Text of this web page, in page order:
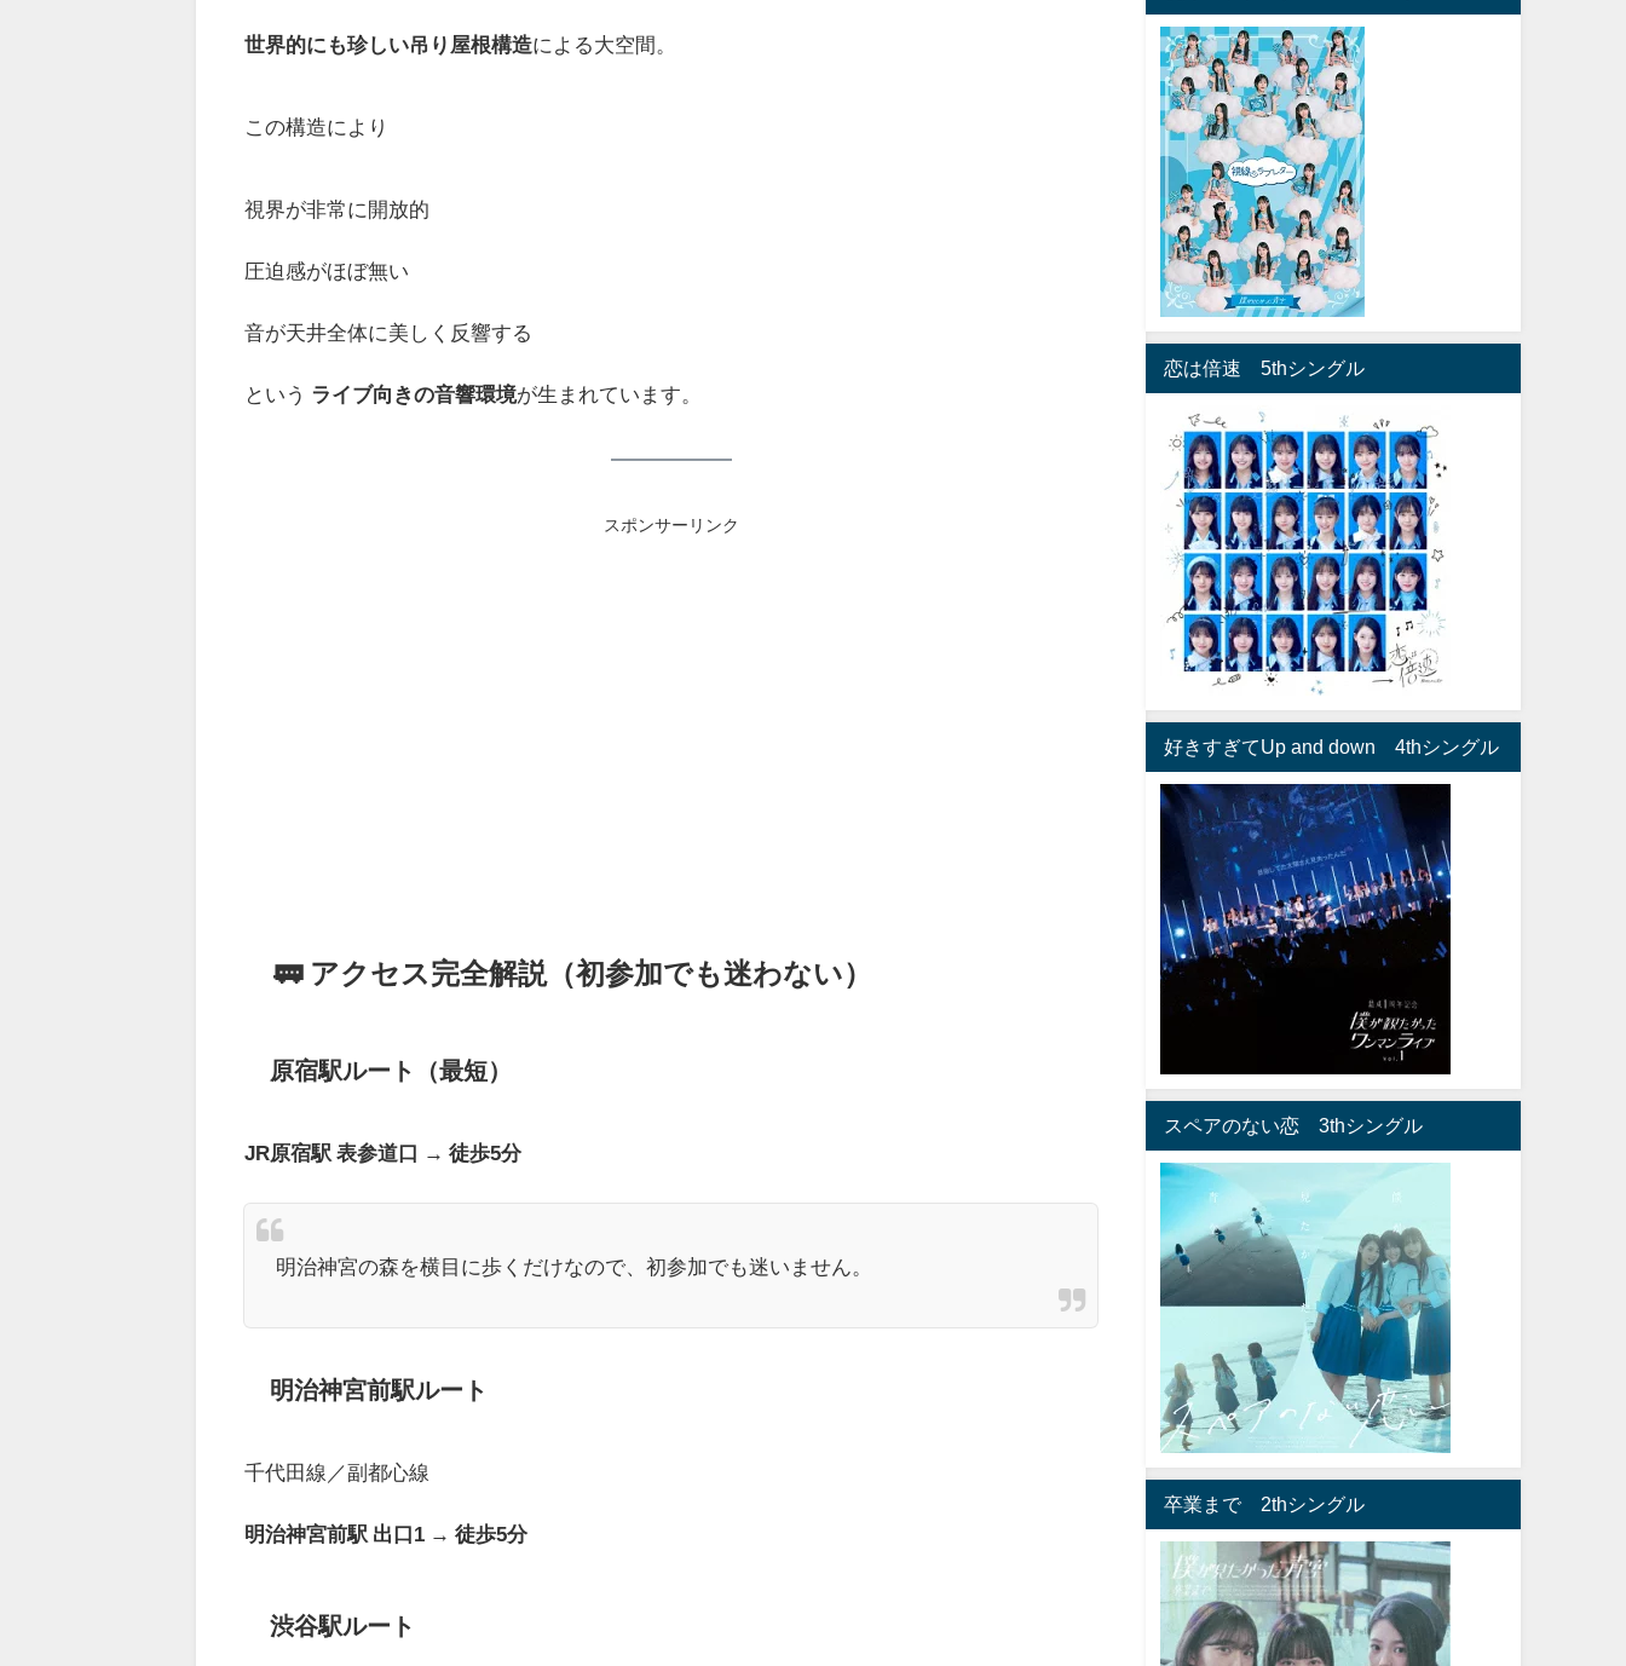
世界的にも珍しい吊り屋根構造による大空間。
この構造により
視界が非常に開放的
圧迫感がほぼ無い
音が天井全体に美しく反響する
という ライブ向きの音響環境が生まれています。
スポンサーリンク
🚃 アクセス完全解説（初参加でも迷わない）
原宿駅ルート（最短）
JR原宿駅 表参道口 → 徒歩5分
明治神宮の森を横目に歩くだけなので、初参加でも迷いません。
明治神宮前駅ルート
千代田線／副都心線
明治神宮前駅 出口1 → 徒歩5分
渋谷駅ルート
恋は倍速 5thシングル
好きすぎてUp and down 4thシングル
スペアのない恋 3thシングル
卒業まで 2thシングル